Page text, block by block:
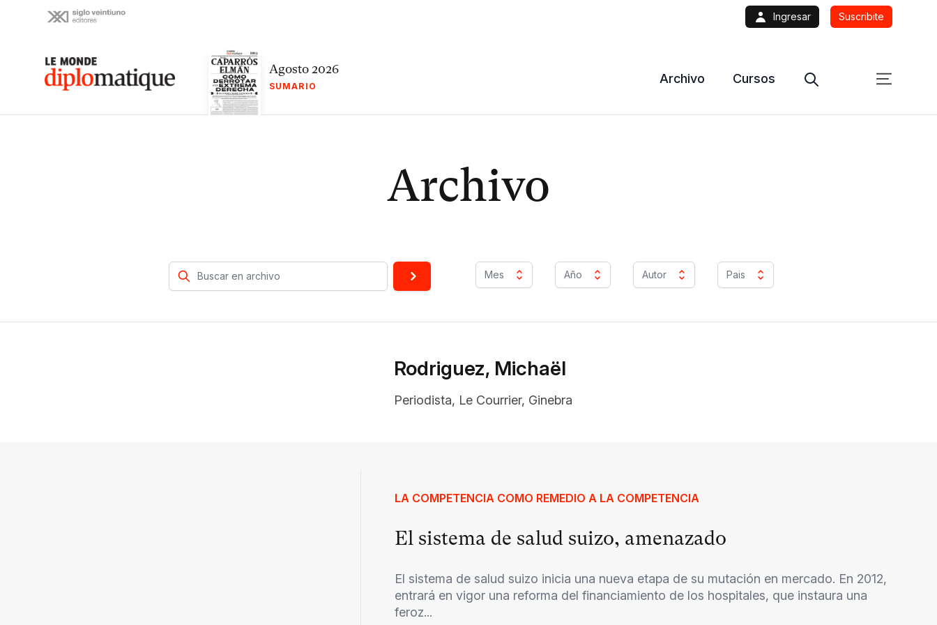
Ingresar Suscribite
Le monde diplomatique Agosto 2026
SUMARIO
Archivo Cursos
Archivo
Mes Año Autor Pais
Rodriguez, Michaël
Periodista, Le Courrier, Ginebra
LA COMPETENCIA COMO REMEDIO A LA COMPETENCIA
El sistema de salud suizo, amenazado
El sistema de salud suizo inicia una nueva etapa de su mutación en mercado. En 2012,
entrará en vigor una reforma del financiamiento de los hospitales, que instaura una
feroz...